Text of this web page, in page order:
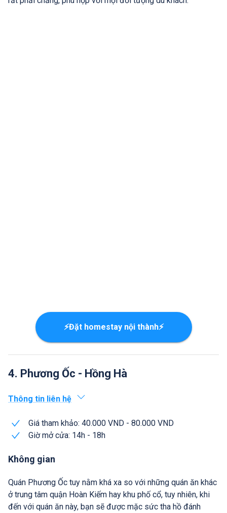
⚡Đặt homestay nội thành⚡
4. Phương Ốc - Hồng Hà
Thông tin liên hệ
Giá tham khảo: 40.000 VND - 80.000 VND
Giờ mở cửa: 14h - 18h
Không gian
Quán Phương Ốc tuy nằm khá xa so với những quán ăn khác
ở trung tâm quận Hoàn Kiếm hay khu phố cổ, tuy nhiên, khi
đến với quán ăn này, bạn sẽ được mặc sức tha hồ đánh